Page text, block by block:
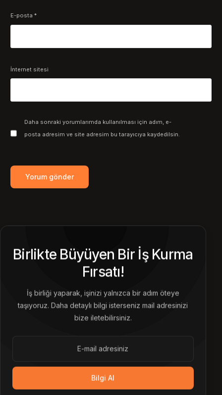
E-posta*
İnternet sitesi
Daha sonraki yorumlarımda kullanılması için adım, e-
posta adresim ve site adresim bu tarayıcıya kaydedilsin.
Birlikte Büyüyen Bir İş Kurma
Fırsatı!
İş birliği yaparak, işinizi yalnızca bir adım öteye
taşıyoruz. Daha detaylı bilgi isterseniz mail adresinizi
bize iletebilirsiniz.
Bilgi Al